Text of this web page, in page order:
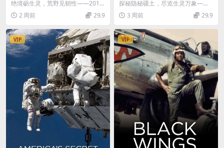
eme Africa 2016》全6集 英
语中英双字 无水印纯净版 极
限非洲
绝境砺生灵，荒野见韧性——2016
史密森尼自然纪录片《极致非洲 Ext
reme ...
2 周前 29.9
国 Africa’s Hidden Kingdo
ms 2015》第一季全6集 英语
中英双字 无水印纯净版 1080
探秘隐秘疆土，尽览生灵万象——2
015自然纪录片《非洲隐藏的王国
第一季》赏析 ...
3 周前 29.9
VIP VIP